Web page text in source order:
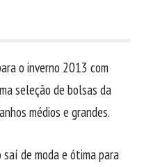
o inverno 2013 com
seleção de bolsas da
médios e grandes.
de moda e ótima para